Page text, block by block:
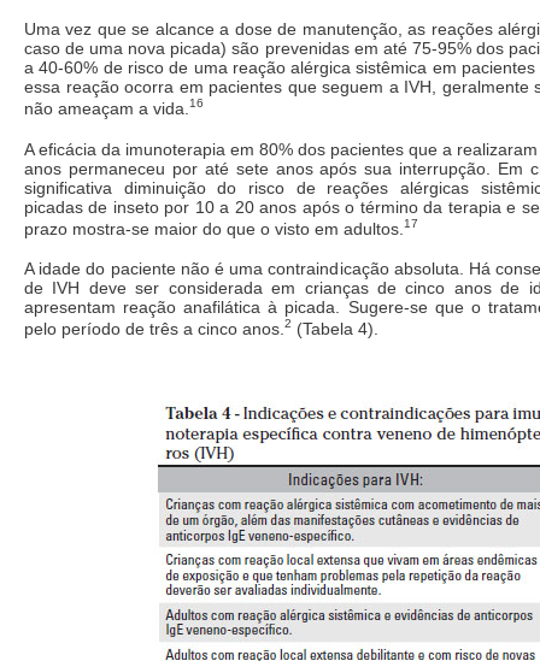
Uma vez que se alcance a dose de manutenção, as reações
caso de uma nova picada) são prevenidas em até 75-95% dos
a 40-60% de risco de uma reação alérgica sistêmica em
essa reação ocorra em pacientes que seguem a IVH, geralmente
não ameaçam a vida. 16
A eficácia da imunoterapia em 80% dos pacientes que a
anos permaneceu por até sete anos após sua interrupção. Em
significativa diminuição do risco de reações alérgicas
picadas de inseto por 10 a 20 anos após o término da terapia e
prazo mostra-se maior do que o visto em adultos. 17
A idade do paciente não é uma contraindicação absoluta. Há
de IVH deve ser considerada em crianças de cinco anos de
apresentam reação anafilática à picada. Sugere-se que o
pelo período de três a cinco anos. 2 (Tabela 4).